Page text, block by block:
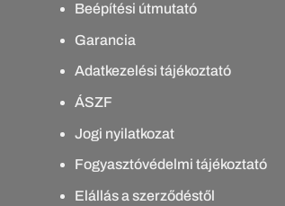
Beépítési útmutató
Garancia
Adatkezelési tájékoztató
ÁSZF
Jogi nyilatkozat
Fogyasztóvédelmi tájékoztató
Elállás a szerződéstől